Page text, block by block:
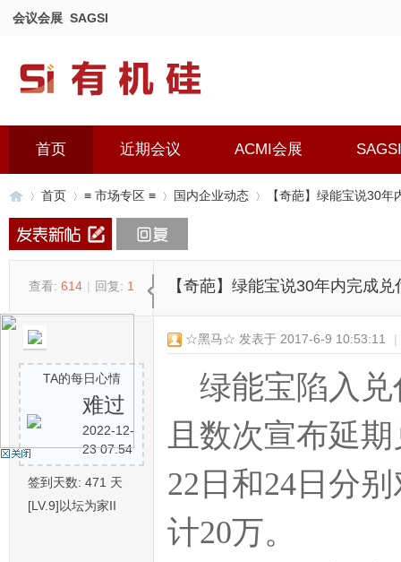
会议会展 SAGSI
首页 近期会议 ACMI会展 SAGSI
机
首页 ≡ 市场专区 ≡ 国内企业动态 【奇葩】绿能宝说30年
查看: 614 | 回复: 1 【奇葩】绿能宝说30年内完成兑
TA的每日心情
难过
2022-12-
23 07:54
签到天数: 471 天
[LV.9]以坛为家II
☆黑马☆ 发表于 2017-6-9 10:53:11 |
绿能宝陷入兑
且数次宣布延
22日和24日分
计20万。